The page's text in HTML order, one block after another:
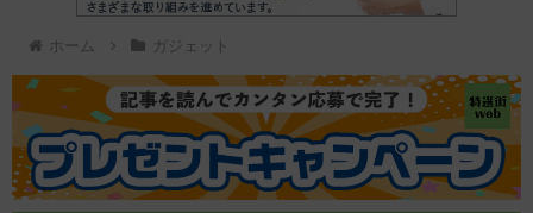
ホーム ガジェット